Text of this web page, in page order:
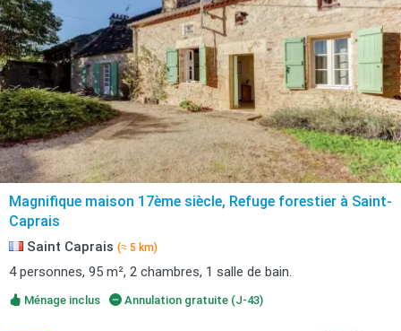
Magnifique maison 17ème siècle, Refuge forestier à Saint-
Caprais
Saint Caprais (≈ 5 km)
4 personnes, 95 m², 2 chambres, 1 salle de bain.
Ménage inclus Annulation gratuite (J-43)